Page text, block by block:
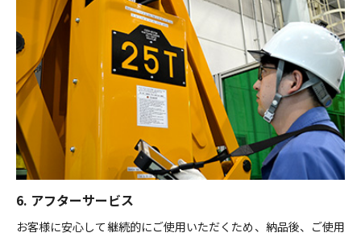
6. アフターサービス
お客様に安心して継続的にご使用いただくため、納品後、ご使用